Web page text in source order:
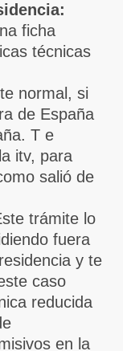
ficha
técnicas
normal, si
de España
T e
itv, para
salió de
trámite lo
fuera
y te
caso
reducida
en la